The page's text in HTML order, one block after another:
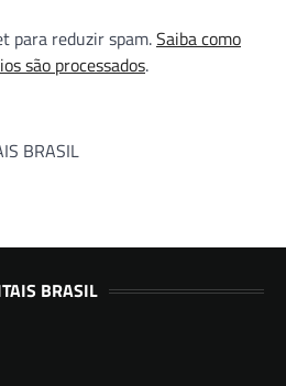
para reduzir spam.Saiba como
são processados.
BRASIL
BRASIL